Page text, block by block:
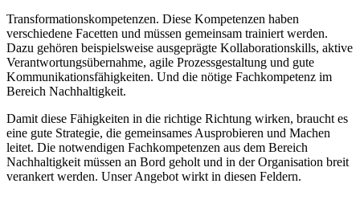
Transformationskompetenzen. Diese Kompetenzen haben
verschiedene Facetten und müssen gemeinsam trainiert werden.
Dazu gehören beispielsweise ausgeprägte Kollaborationskills, aktive
Verantwortungsübernahme, agile Prozessgestaltung und gute
Kommunikationsfähigkeiten. Und die nötige Fachkompetenz im
Bereich Nachhaltigkeit.
Damit diese Fähigkeiten in die richtige Richtung wirken, braucht es
eine gute Strategie, die gemeinsames Ausprobieren und Machen
leitet. Die notwendigen Fachkompetenzen aus dem Bereich
Nachhaltigkeit müssen an Bord geholt und in der Organisation breit
verankert werden. Unser Angebot wirkt in diesen Feldern.